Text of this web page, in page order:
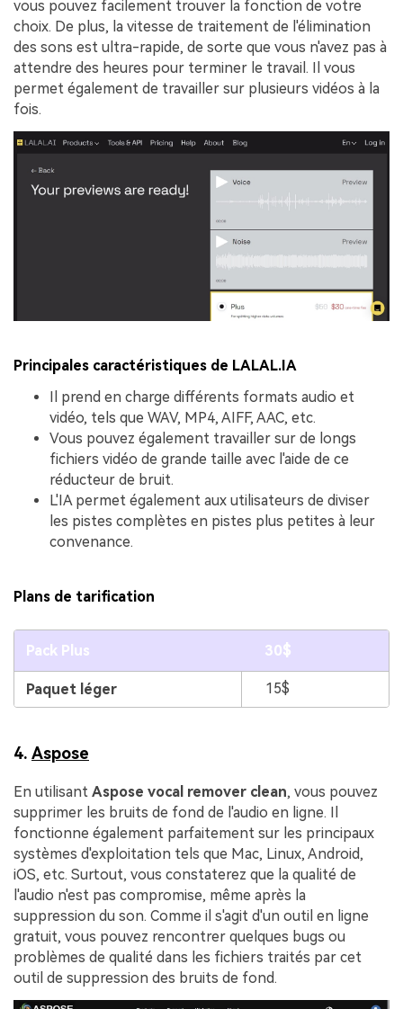
vous pouvez facilement trouver la fonction de votre
choix. De plus, la vitesse de traitement de l'élimination
des sons est ultra-rapide, de sorte que vous n'avez pas à
attendre des heures pour terminer le travail. Il vous
permet également de travailler sur plusieurs vidéos à la
fois.
Principales caractéristiques de LALAL.IA
Il prend en charge différents formats audio et
vidéo, tels que WAV, MP4, AIFF, AAC, etc.
Vous pouvez également travailler sur de longs
fichiers vidéo de grande taille avec l'aide de ce
réducteur de bruit.
L'IA permet également aux utilisateurs de diviser
les pistes complètes en pistes plus petites à leur
convenance.
Plans de tarification
Pack Plus 30$
Paquet léger 15$
4. Aspose
En utilisant Aspose vocal remover clean, vous pouvez
supprimer les bruits de fond de l'audio en ligne. Il
fonctionne également parfaitement sur les principaux
systèmes d'exploitation tels que Mac, Linux, Android,
iOS, etc. Surtout, vous constaterez que la qualité de
l'audio n'est pas compromise, même après la
suppression du son. Comme il s'agit d'un outil en ligne
gratuit, vous pouvez rencontrer quelques bugs ou
problèmes de qualité dans les fichiers traités par cet
outil de suppression des bruits de fond.